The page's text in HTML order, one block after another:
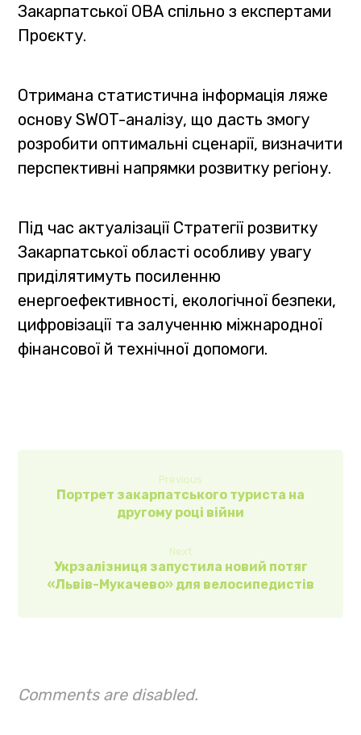
Закарпатської ОВА спільно з експертами
Проєкту.
Отримана статистична інформація ляже
основу SWOT-аналізу, що дасть змогу
розробити оптимальні сценарії, визначити
перспективні напрямки розвитку регіону.
Під час актуалізації Стратегії розвитку
Закарпатської області особливу увагу
приділятимуть посиленню
енергоефективності, екологічної безпеки,
цифровізації та залученню міжнародної
фінансової й технічної допомоги.
Previous
Портрет закарпатського туриста на
другому році війни
Next
Укрзалізниця запустила новий потяг
«Львів-Мукачево» для велосипедистів
Comments are disabled.